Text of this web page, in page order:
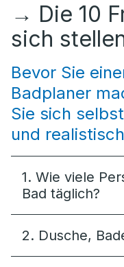
→ Die 10
sich
Bevor Sie
Badplaner
Sie sich
und
1. Wie viele
Bad täglich?
2. Dusche,